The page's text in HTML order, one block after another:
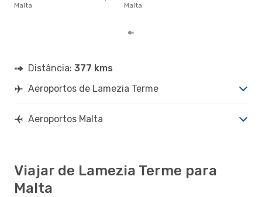
Malta
Malta
Distância: 377 kms
Aeroportos de Lamezia Terme
Aeroportos Malta
Viajar de Lamezia Terme para
Malta